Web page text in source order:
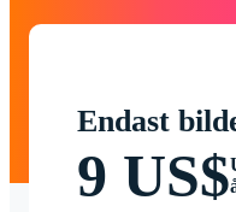
Endast
9 US$